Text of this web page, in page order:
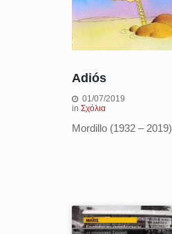
Αdiós
01/07/2019
in Σχόλια
Mordillo (1932 – 2019)